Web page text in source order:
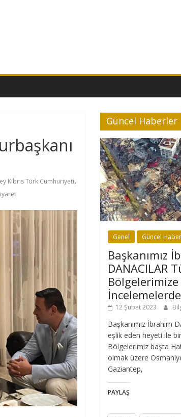
Kıbrıs Türk Cumhuriyeti,
Güncel Haberler
Genel Güncel
Başkanımız
DANACILAR
12 Şubat 2023
Başkanımız İbrahim
eşlik eden heyeti ile
Bölgelerimiz başta
olmak üzere
Gaziantep,
PAYLAŞ